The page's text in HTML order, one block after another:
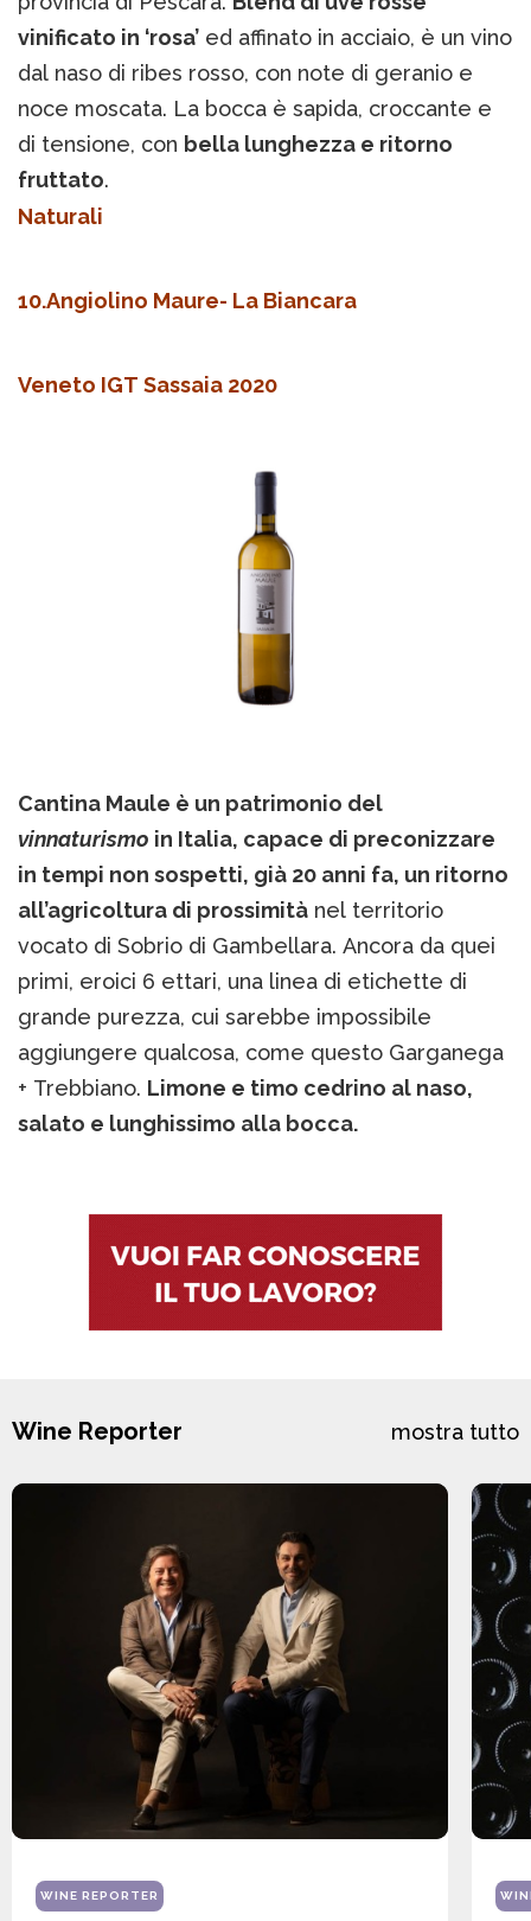
vinificato in ‘rosa’ ed affinato in acciaio, è un vino
dal naso di ribes rosso, con note di geranio e
noce moscata. La bocca è sapida, croccante e
di tensione, con bella lunghezza e ritorno
fruttato.
Naturali
10.Angiolino Maure- La Biancara
Veneto IGT Sassaia 2020
Cantina Maule è un patrimonio del
vinnaturismo in Italia, capace di preconizzare
in tempi non sospetti, già 20 anni fa, un ritorno
all’agricoltura di prossimità nel territorio
vocato di Sobrio di Gambellara. Ancora da quei
primi, eroici 6 ettari, una linea di etichette di
grande purezza, cui sarebbe impossibile
aggiungere qualcosa, come questo Garganega
+ Trebbiano. Limone e timo cedrino al naso,
salato e lunghissimo alla bocca.
Wine Reporter mostra tutto
WINE REPORTER